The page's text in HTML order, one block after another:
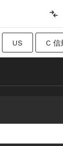
US C 信